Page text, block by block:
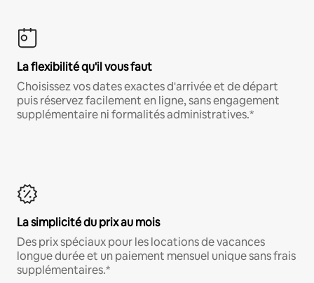
La flexibilité qu'il vous faut
Choisissez vos dates exactes d'arrivée et de départ
puis réservez facilement en ligne, sans engagement
supplémentaire ni formalités administratives.*
La simplicité du prix au mois
Des prix spéciaux pour les locations de vacances
longue durée et un paiement mensuel unique sans frais
supplémentaires.*